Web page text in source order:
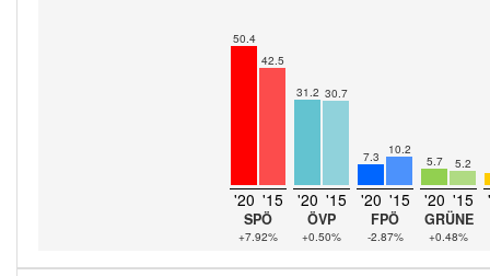
50.4
42.5
'20 '15
SPÖ
+7.92%
31.2 30.7
'20 '15
ÖVP
+0.50%
7.3 10.2
'20 '15
FPÖ
-2.87%
5.7 5.2
'20 '15
GRÜNE
+0.48%